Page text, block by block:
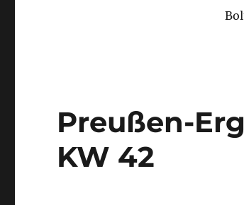
Preußen-
KW 42